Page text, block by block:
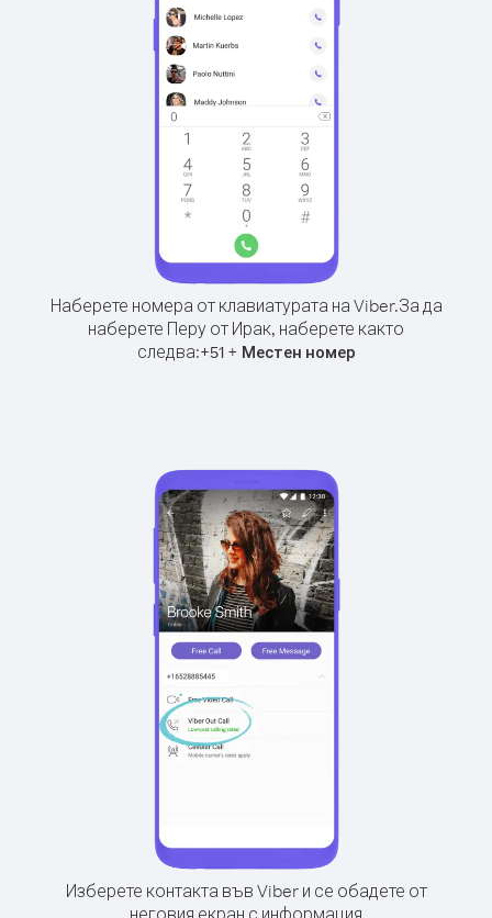
Наберете номера от клавиатурата на Viber.За да
наберете Перу от Ирак, наберете както
следва:+51+ Местен номер
Изберете контакта във Viber и се обадете от
неговия екран с информация